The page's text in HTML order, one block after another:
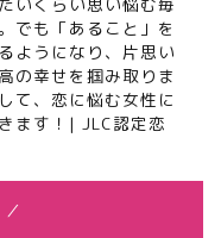
でも「あること」を
ようになり、片思い
の幸せを掴み取りま
て、恋に悩む女性に
ます！| JLC認定恋